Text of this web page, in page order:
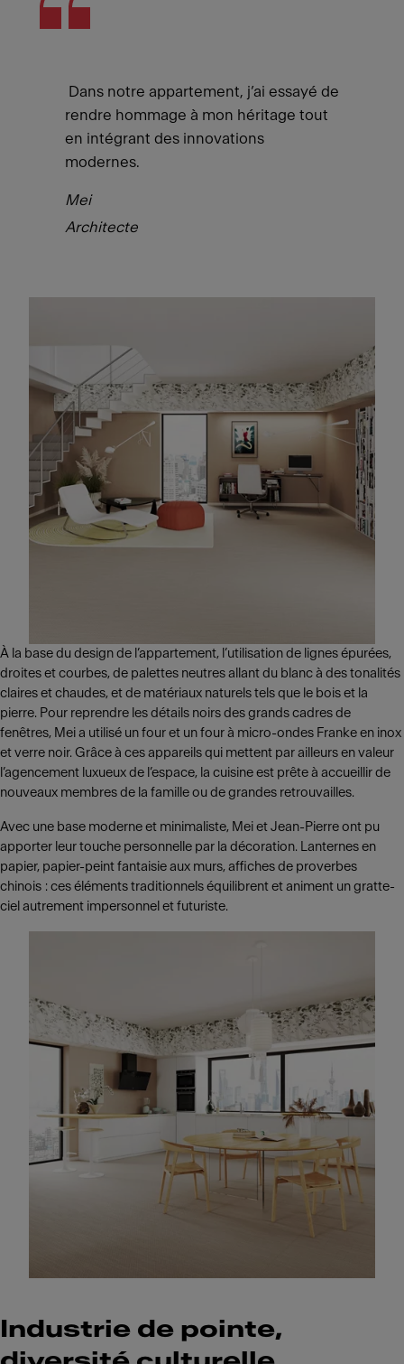
Dans notre appartement, j’ai essayé de
rendre hommage à mon héritage tout
en intégrant des innovations
modernes.
Mei
Architecte
À la base du design de l’appartement, l’utilisation de lignes épurées,
droites et courbes, de palettes neutres allant du blanc à des tonalités
claires et chaudes, et de matériaux naturels tels que le bois et la
pierre. Pour reprendre les détails noirs des grands cadres de
fenêtres, Mei a utilisé un four et un four à micro-ondes Franke en inox
et verre noir. Grâce à ces appareils qui mettent par ailleurs en valeur
l’agencement luxueux de l’espace, la cuisine est prête à accueillir de
nouveaux membres de la famille ou de grandes retrouvailles.
Avec une base moderne et minimaliste, Mei et Jean-Pierre ont pu
apporter leur touche personnelle par la décoration. Lanternes en
papier, papier-peint fantaisie aux murs, affiches de proverbes
chinois : ces éléments traditionnels équilibrent et animent un gratte-
ciel autrement impersonnel et futuriste.
Industrie de pointe,